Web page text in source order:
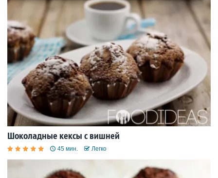
Шоколадные кексы с вишней
45 мин. Легко